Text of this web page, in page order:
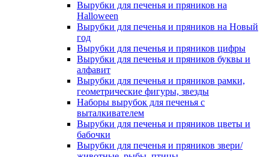
Вырубки для печенья и пряников на
Halloween
Вырубки для печенья и пряников на Новый
год
Вырубки для печенья и пряников цифры
Вырубки для печенья и пряников буквы и
алфавит
Вырубки для печенья и пряников рамки,
геометрические фигуры, звезды
Наборы вырубок для печенья с
выталкивателем
Вырубки для печенья и пряников цветы и
бабочки
Вырубки для печенья и пряников звери/